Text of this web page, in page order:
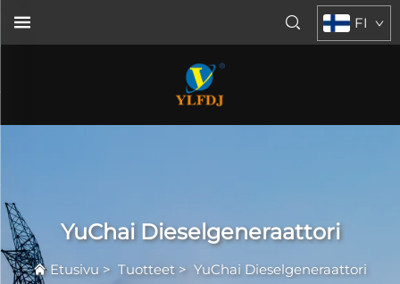
FI
YuChai Dieselgeneraattori
Etusivu > Tuotteet > YuChai Dieselgeneraattori